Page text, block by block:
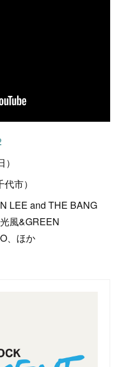
市）
LEE and THE BANG
風&GREEN
、ほか